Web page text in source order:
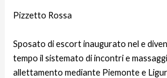
Pizzetto Rossa
Sposato di escort inaugurato nel e
tempo il sistemato di incontri e
allettamento mediante Piemonte e